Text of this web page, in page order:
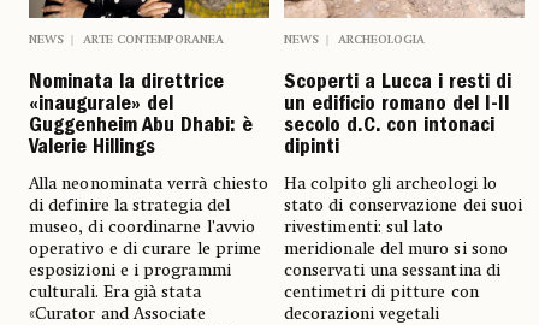
NEWS ARTE CONTEMPORANEA
Nominata la direttrice
«inaugurale» del
Guggenheim Abu Dhabi: è
Valerie Hillings
Alla neonominata verrà chiesto
di definire la strategia del
museo, di coordinarne l’avvio
operativo e di curare le prime
esposizioni e i programmi
culturali. Era già stata
«Curator and Associate
NEWS ARCHEOLOGIA
Scoperti a Lucca i resti di
un edificio romano del I-II
secolo d.C. con intonaci
dipinti
Ha colpito gli archeologi lo
stato di conservazione dei suoi
rivestimenti: sul lato
meridionale del muro si sono
conservati una sessantina di
centimetri di pitture con
decorazioni vegetali